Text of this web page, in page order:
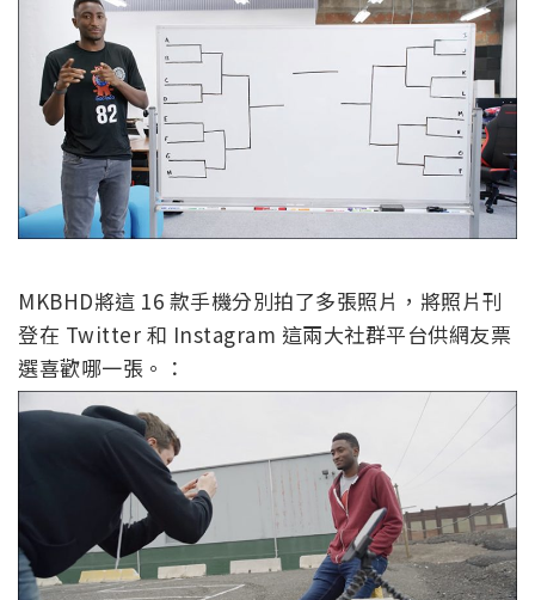
MKBHD將這 16 款手機分別拍了多張照片，將照片刊
登在 Twitter 和 Instagram 這兩大社群平台供網友票
選喜歡哪一張。：